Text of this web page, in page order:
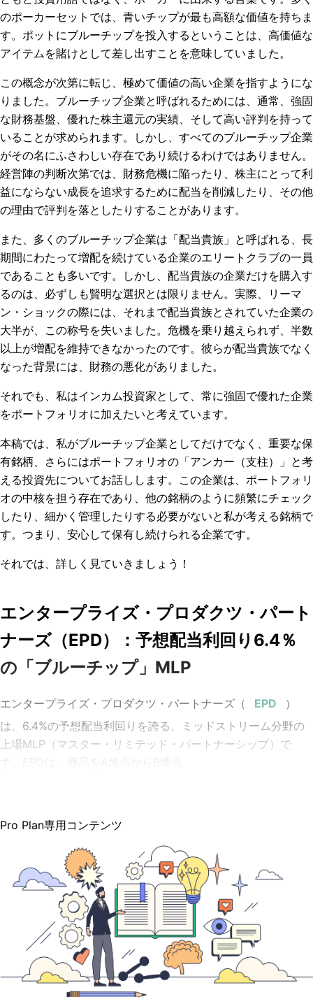
のポーカーセットでは、青いチップが最も高額な価値を持ちま
す。ポットにブルーチップを投入するということは、高価値な
アイテムを賭けとして差し出すことを意味していました。
この概念が次第に転じ、極めて価値の高い企業を指すようにな
りました。ブルーチップ企業と呼ばれるためには、通常、強固
な財務基盤、優れた株主還元の実績、そして高い評判を持って
いることが求められます。しかし、すべてのブルーチップ企業
がその名にふさわしい存在であり続けるわけではありません。
経営陣の判断次第では、財務危機に陥ったり、株主にとって利
益にならない成長を追求するために配当を削減したり、その他
の理由で評判を落としたりすることがあります。
また、多くのブルーチップ企業は「配当貴族」と呼ばれる、長
期間にわたって増配を続けている企業のエリートクラブの一員
であることも多いです。しかし、配当貴族の企業だけを購入す
るのは、必ずしも賢明な選択とは限りません。実際、リーマ
ン・ショックの際には、それまで配当貴族とされていた企業の
大半が、この称号を失いました。危機を乗り越えられず、半数
以上が増配を維持できなかったのです。彼らが配当貴族でなく
なった背景には、財務の悪化がありました。
それでも、私はインカム投資家として、常に強固で優れた企業
をポートフォリオに加えたいと考えています。
本稿では、私がブルーチップ企業としてだけでなく、重要な保
有銘柄、さらにはポートフォリオの「アンカー（支柱）」と考
える投資先についてお話しします。この企業は、ポートフォリ
オの中核を担う存在であり、他の銘柄のように頻繁にチェック
したり、細かく管理したりする必要がないと私が考える銘柄で
す。つまり、安心して保有し続けられる企業です。
それでは、詳しく見ていきましょう！
エンタープライズ・プロダクツ・パート
ナーズ（EPD）：予想配当利回り6.4％
の「ブルーチップ」MLP
エンタープライズ・プロダクツ・パートナーズ（
）
は、6.4%の予想配当利回りを誇る、ミッドストリーム分野の
上場MLP（マスター・リミテッド・パートナーシップ）で
す。EPDは、商品をA地点からB地点
Pro Plan専用コンテンツ